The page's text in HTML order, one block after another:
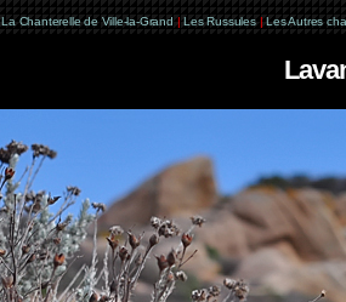
La Chanterelle de Ville-la-Grand | Les Russules | Les Autres